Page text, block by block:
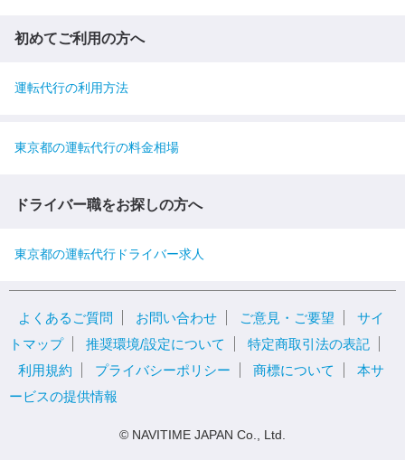
初めてご利用の方へ
運転代行の利用方法
東京都の運転代行の料金相場
ドライバー職をお探しの方へ
東京都の運転代行ドライバー求人
よくあるご質問 お問い合わせ ご意見・ご要望
サイ
トマップ
推奨環境/設定について
特定商取引法の表記
利用規約
プライバシーポリシー 商標について
本サ
ービスの提供情報
© NAVITIME JAPAN Co., Ltd.